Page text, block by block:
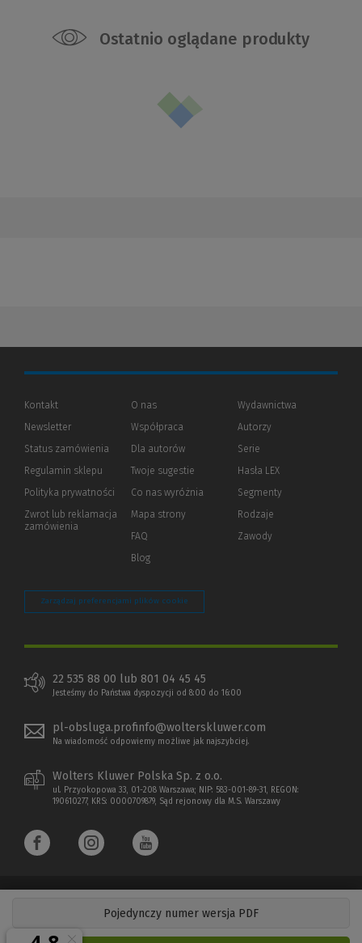
Pojedynczy numer wersja PDF
Ostatnio oglądane produkty
Kontakt
Newsletter
Status zamówienia
Regulamin sklepu
Polityka prywatności (Nowe
(Link
innej
Zwrot lub reklamacja
zamówienia
O nas
Współpraca
Dla autorów(Nowe
(Link
innej
Twoje sugestie
Co nas wyróżnia
Mapa strony
FAQ
Blog
Wydawnictwa
Autorzy
Serie
Hasła LEX
Segmenty
Rodzaje
Zawody
Zarządzaj preferencjami plików cookie
22 535 88 00 lub 801 04 45 45
Jesteśmy do Państwa dyspozycji od 8:00 do 16:00
pl-obsluga.profinfo@wolterskluwer.com
Na wiadomość odpowiemy możliwe jak najszybciej.
Wolters Kluwer Polska Sp. z o.o.
ul. Przyokopowa 33, 01-208 Warszawa; NIP: 583-001-89-31, REGON:
190610277, KRS: 0000709879, Sąd rejonowy dla M.S. Warszawy
Copyright 1997 - 2026 Wolters Kluwer Polska Sp. z o.o.